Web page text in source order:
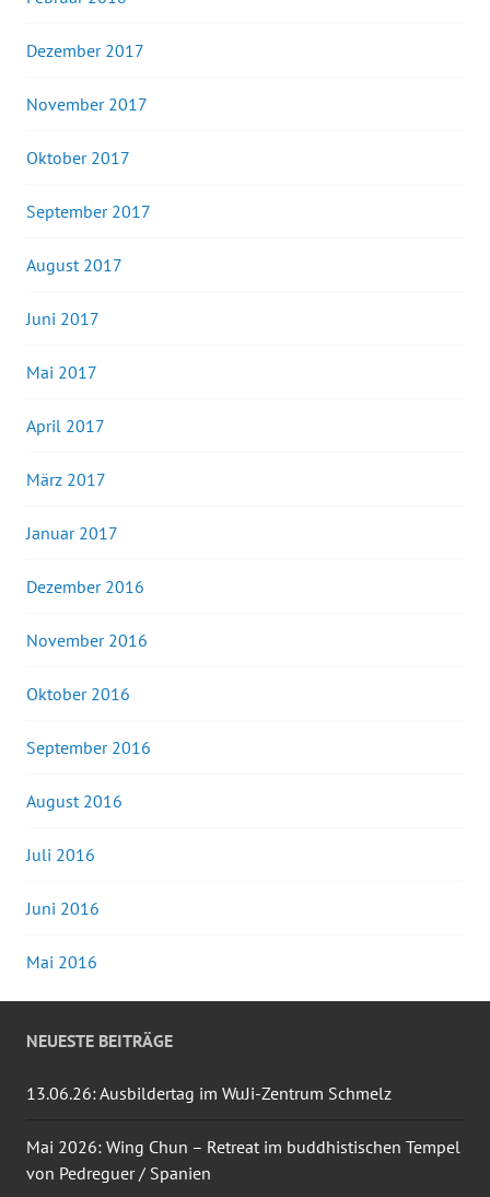
Dezember 2017
November 2017
Oktober 2017
September 2017
August 2017
Juni 2017
Mai 2017
April 2017
März 2017
Januar 2017
Dezember 2016
November 2016
Oktober 2016
September 2016
August 2016
Juli 2016
Juni 2016
Mai 2016
NEUESTE BEITRÄGE
13.06.26: Ausbildertag im WuJi-Zentrum Schmelz
Mai 2026: Wing Chun – Retreat im buddhistischen Tempel
von Pedreguer / Spanien